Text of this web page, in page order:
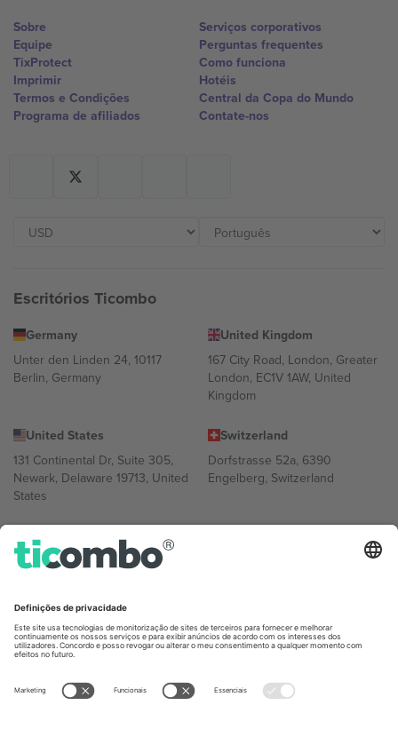
Sobre
Equipe
TixProtect
Imprimir
Termos e Condições
Programa de afiliados
Serviços corporativos
Perguntas frequentes
Como funciona
Hotéis
Central da Copa do Mundo
Contate-nos
Escritórios Ticombo
Germany
Unter den Linden 24, 10117
Berlin, Germany
United Kingdom
167 City Road, London, Greater
London, EC1V 1AW, United
Kingdom
United States
131 Continental Dr, Suite 305,
Newark, Delaware 19713, United
States
Switzerland
Dorfstrasse 52a, 6390
Engelberg, Switzerland
Bulgaria
Regus Sofia City West, bul
UAE Dubai Silicon Oasis, DDP
Mexico
Av Chapultepec 360, Roma
Norte, Cuauhtémoc, 06700
Ciudad de México, CDMX,